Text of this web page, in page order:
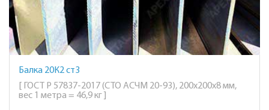
Балка 20К2 ст3
[ ГОСТ Р 57837-2017 (СТО АСЧМ 20-93), 200х200х8 мм,
вес 1 метра = 46,9 кг ]